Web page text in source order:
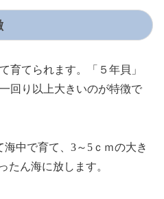
育てられます。「５年貝」
回り以上大きいのが特徴で
海中で育て、3～5ｃｍの大き
たん海に放します。